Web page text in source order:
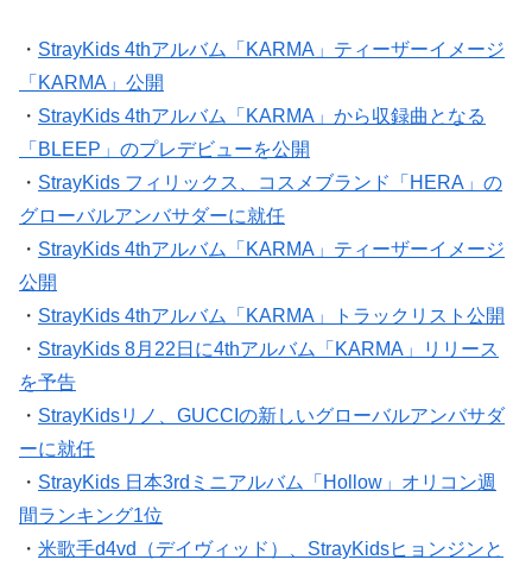
・ StrayKids 4thアルバム「KARMA」ティーザーイメージ
「KARMA」公開
・ StrayKids 4thアルバム「KARMA」から収録曲となる
「BLEEP」のプレデビューを公開
・ StrayKids フィリックス、コスメブランド「HERA」の
グローバルアンバサダーに就任
・ StrayKids 4thアルバム「KARMA」ティーザーイメージ
公開
・ StrayKids 4thアルバム「KARMA」トラックリスト公開
・ StrayKids 8月22日に4thアルバム「KARMA」リリース
を予告
・ StrayKidsリノ、GUCCIの新しいグローバルアンバサダ
ーに就任
・ StrayKids 日本3rdミニアルバム「Hollow」オリコン週
間ランキング1位
・ 米歌手d4vd（デイヴィッド）、StrayKidsヒョンジンと